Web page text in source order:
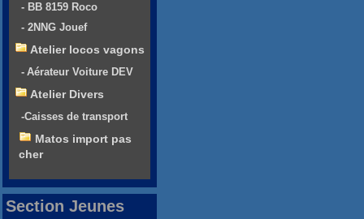
- BB 8159 Roco
- 2NNG Jouef
Atelier locos vagons
- Aérateur Voiture DEV
Atelier Divers
-Caisses de transport
Matos import pas
cher
Section Jeunes